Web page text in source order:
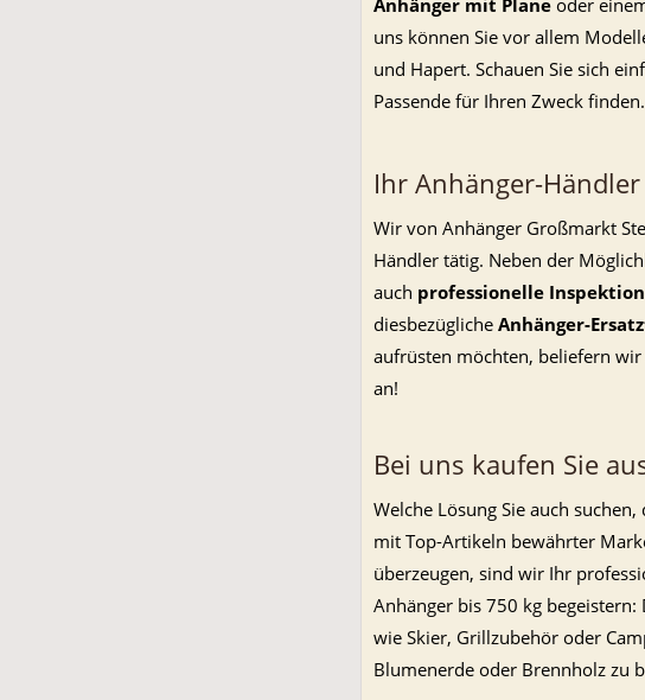
Anhänger mit Plane oder
uns können Sie vor allem
und Hapert. Schauen Sie sich
Passende für Ihren Zweck finden.
Ihr Anhänger-
Wir von Anhänger Großmarkt
Händler tätig. Neben der
auch professionelle
diesbezügliche Anhänger-
aufrüsten möchten, beliefern wir
an!
Bei uns kaufen Sie
Welche Lösung Sie auch suchen,
mit Top-Artikeln bewährter
überzeugen, sind wir Ihr
Anhänger bis 750 kg
wie Skier, Grillzubehör oder
Blumenerde oder Brennholz zu